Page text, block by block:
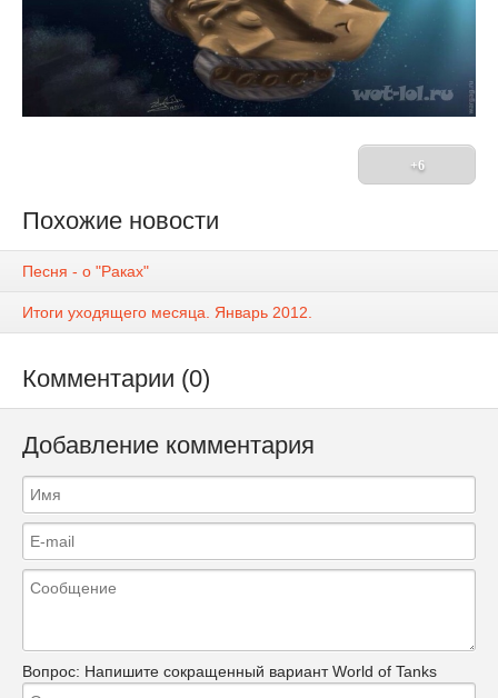
+6
Похожие новости
Песня - о "Раках"
Итоги уходящего месяца. Январь 2012.
Комментарии (0)
Добавление комментария
Вопрос: Напишите сокращенный вариант World of Tanks